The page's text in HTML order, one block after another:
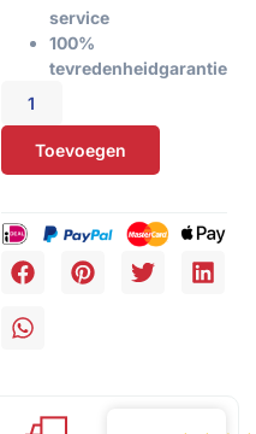
service
100%
tevredenheidgarantie
Toevoegen